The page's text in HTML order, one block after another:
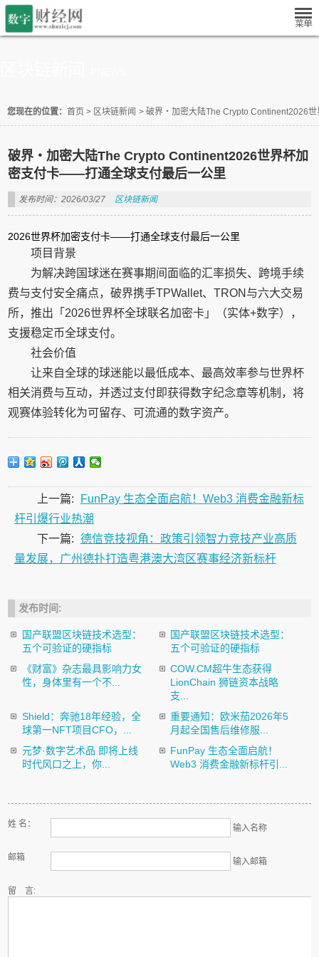
您现在的位置： 首页 > 区块链新闻 > 破界・加密大陆The Crypto Continent2026
破界・加密大陆The Crypto Continent2026世界杯加
密支付卡——打通全球支付最后一公里
发布时间：2026/03/27 区块链新闻
2026世界杯加密支付卡——打通全球支付最后一公里
项目背景
为解决跨国球迷在赛事期间面临的汇率损失、跨境手续
费与支付安全痛点，破界携手TPWallet、TRON与六大交易
所，推出「2026世界杯全球联名加密卡」（实体+数字），
支援稳定币全球支付。
社会价值
让来自全球的球迷能以最低成本、最高效率参与世界杯
相关消费与互动，并透过支付即获得数字纪念章等机制，将
观赛体验转化为可留存、可流通的数字资产。
上一篇:
FunPay 生态全面启航！Web3 消费金融新标
杆引爆行业热潮
下一篇: 德信竞技视角：政策引领智力竞技产业高质
量发展，广州德扑打造粤港澳大湾区赛事经济新标杆
发布时间:
国产联盟区块链技术选型：
五个可验证的硬指标
国产联盟区块链技术选型：
五个可验证的硬指标
《财富》杂志最具影响力女
性，身体里有一个不...
COW.CM超牛生态获得
LionChain 狮链资本战略
支...
Shield：奔驰18年经验，全
球第一NFT项目CFO，...
重要通知：欧米茄2026年5
月起全国售后维修服...
元梦·数字艺术品 即将上线
时代风口之上，你...
FunPay 生态全面启航！
Web3 消费金融新标杆引...
姓 名： 输入名称
邮箱 输入邮箱
留 言: